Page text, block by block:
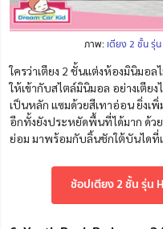
ภาพ: เตียง 2 ชั้น รุ่
ใครว่าเตียง 2 ชั้นแต่งห้องมินิมอ
ให้เข้ากับสไตล์มินิมอล อย่างเตียง
เป็นหลัก แซมด้วยสีเทาอ่อน ยิ่ง
อีกทั้งยังประหยัดพื้นที่ได้มาก ด้ว
ย่อม มาพร้อมกับลิ้นชักใต้บันไดที่
ช้อปเตียง 2 ชั้น รุ่น